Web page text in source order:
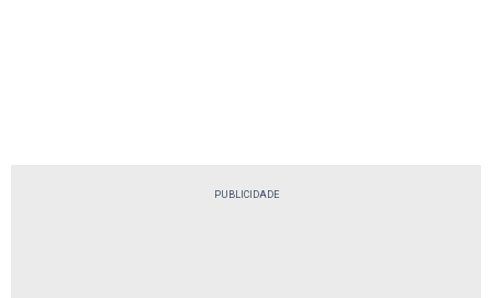
PUBLICIDADE